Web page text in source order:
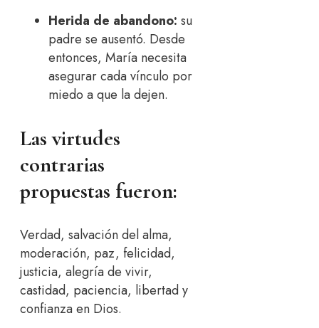
Herida de abandono: su
padre se ausentó. Desde
entonces, María necesita
asegurar cada vínculo por
miedo a que la dejen.
Las virtudes
contrarias
propuestas fueron:
Verdad, salvación del alma,
moderación, paz, felicidad,
justicia, alegría de vivir,
castidad, paciencia, libertad y
confianza en Dios.